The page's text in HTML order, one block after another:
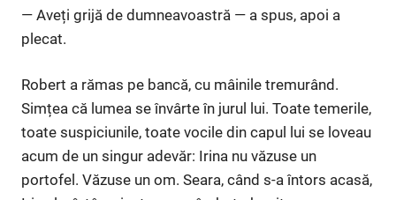
— Aveți grijă de dumneavoastră — a spus, apoi a
plecat.
Robert a rămas pe bancă, cu mâinile tremurând.
Simțea că lumea se învârte în jurul lui. Toate temerile,
toate suspiciunile, toate vocile din capul lui se loveau
acum de un singur adevăr: Irina nu văzuse un
portofel. Văzuse un om. Seara, când s-a întors acasă,